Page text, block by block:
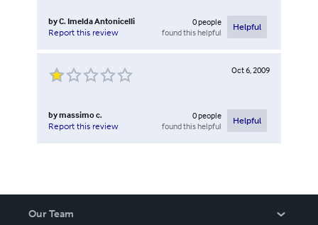
byC. Imelda Antonicelli
Report this review
0people
found this helpful
Helpful
Oct 6, 2009
bymassimo c.
Report this review
0people
found this helpful
Helpful
Our Team